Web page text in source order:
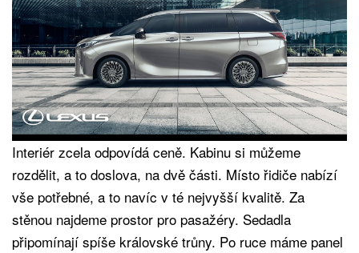
Interiér zcela odpovídá ceně. Kabinu si můžeme
rozdělit, a to doslova, na dvě části. Místo řidiče nabízí
vše potřebné, a to navíc v té nejvyšší kvalitě. Za
stěnou najdeme prostor pro pasažéry. Sedadla
připomínají spíše královské trůny. Po ruce máme panel